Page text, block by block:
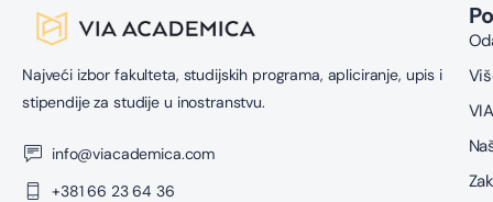
Najveći izbor fakulteta, studijskih programa, apliciranje, upis i
stipendije za studije u inostranstvu.
info@viacademica.com
+381 66 23 64 36